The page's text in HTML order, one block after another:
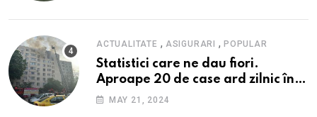
ACTUALITATE , ASIGURARI ,POPULAR
Statistici care ne dau fiori.
Aproape 20 de case ard zilnic în
România, iar pagubele au
MAY 21, 2024